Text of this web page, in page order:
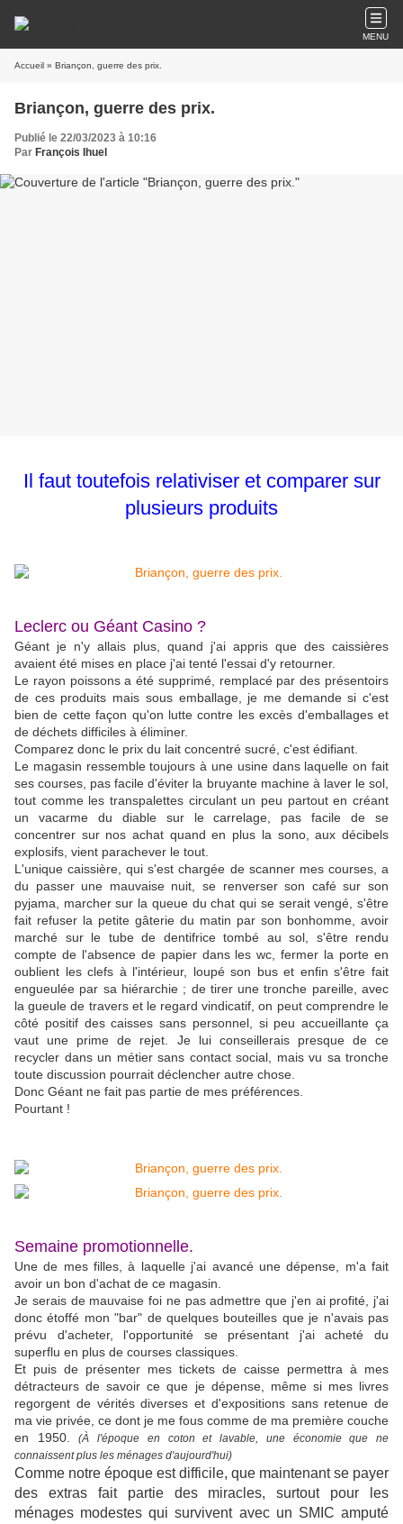
MENU
Accueil » Briançon, guerre des prix.
Briançon, guerre des prix.
Publié le 22/03/2023 à 10:16
Par François Ihuel
Il faut toutefois relativiser et comparer sur
plusieurs produits
Leclerc ou Géant Casino ?
Géant je n'y allais plus, quand j'ai appris que des caissières
avaient été mises en place j'ai tenté l'essai d'y retourner.
Le rayon poissons a été supprimé, remplacé par des présentoirs
de ces produits mais sous emballage, je me demande si c'est
bien de cette façon qu'on lutte contre les excès d'emballages et
de déchets difficiles à éliminer.
Comparez donc le prix du lait concentré sucré, c'est édifiant.
Le magasin ressemble toujours à une usine dans laquelle on fait
ses courses, pas facile d'éviter la bruyante machine à laver le sol,
tout comme les transpalettes circulant un peu partout en créant
un vacarme du diable sur le carrelage, pas facile de se
concentrer sur nos achat quand en plus la sono, aux décibels
explosifs, vient parachever le tout.
L'unique caissière, qui s'est chargée de scanner mes courses, a
du passer une mauvaise nuit, se renverser son café sur son
pyjama, marcher sur la queue du chat qui se serait vengé, s'être
fait refuser la petite gâterie du matin par son bonhomme, avoir
marché sur le tube de dentifrice tombé au sol, s'être rendu
compte de l'absence de papier dans les wc, fermer la porte en
oublient les clefs à l'intérieur, loupé son bus et enfin s'être fait
engueulée par sa hiérarchie ; de tirer une tronche pareille, avec
la gueule de travers et le regard vindicatif, on peut comprendre le
côté positif des caisses sans personnel, si peu accueillante ça
vaut une prime de rejet. Je lui conseillerais presque de ce
recycler dans un métier sans contact social, mais vu sa tronche
toute discussion pourrait déclencher autre chose.
Donc Géant ne fait pas partie de mes préférences.
Pourtant !
Semaine promotionnelle.
Une de mes filles, à laquelle j'ai avancé une dépense, m'a fait
avoir un bon d'achat de ce magasin.
Je serais de mauvaise foi ne pas admettre que j'en ai profité, j'ai
donc étoffé mon "bar" de quelques bouteilles que je n'avais pas
prévu d'acheter, l'opportunité se présentant j'ai acheté du
superflu en plus de courses classiques.
Et puis de présenter mes tickets de caisse permettra à mes
détracteurs de savoir ce que je dépense, même si mes livres
regorgent de vérités diverses et d'expositions sans retenue de
ma vie privée, ce dont je me fous comme de ma première couche
en 1950.(À l'époque en coton et lavable, une économie que ne
connaissent plus les ménages d'aujourd'hui)
Comme notre époque est difficile, que maintenant se payer
des extras fait partie des miracles, surtout pour les
ménages modestes qui survivent avec un SMIC amputé